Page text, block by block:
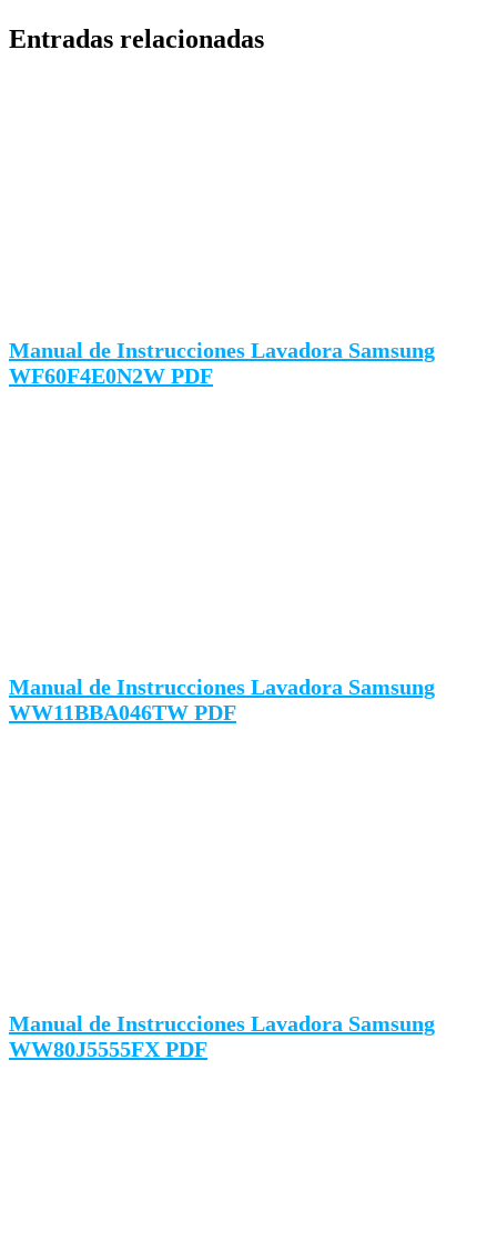
Entradas relacionadas
Manual de Instrucciones Lavadora Samsung
WF60F4E0N2W PDF
Manual de Instrucciones Lavadora Samsung
WW11BBA046TW PDF
Manual de Instrucciones Lavadora Samsung
WW80J5555FX PDF